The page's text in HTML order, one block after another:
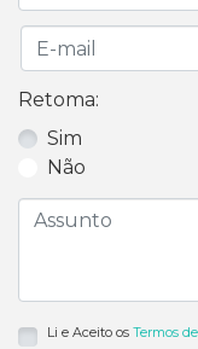
Retoma:
Sim
Não
Li e Aceito os Termos